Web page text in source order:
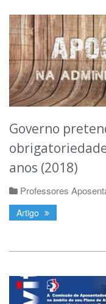
Governo
anos (2018)
Professores
Artigo